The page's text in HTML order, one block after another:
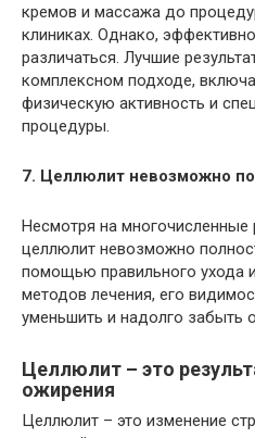
кремов и массажа до
клиниках. Однако,
различаться. Лучшие
комплексном подходе,
физическую активность и
процедуры.
7. Целлюлит невозможно
Несмотря на
целлюлит невозможно
помощью правильного ухода
методов лечения, его
уменьшить и надолго забыть
Целлюлит – это
ожирения
Целлюлит – это изменение